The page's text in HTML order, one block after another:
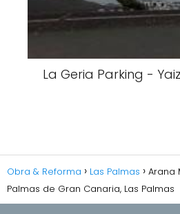
La Geria Parking -
Obra & Reforma Las Palmas
Arana
Palmas de Gran Canaria, Las Palmas